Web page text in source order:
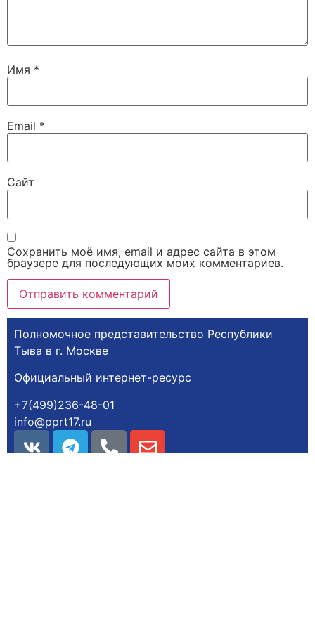
Имя *
Email *
Сайт
Сохранить моё имя, email и адрес сайта в этом
браузере для последующих моих комментариев.
Полномочное представительство Республики
Тыва в г. Москве
Официальный интернет-ресурс
+7(499)236-48-01
info@pprt17.ru